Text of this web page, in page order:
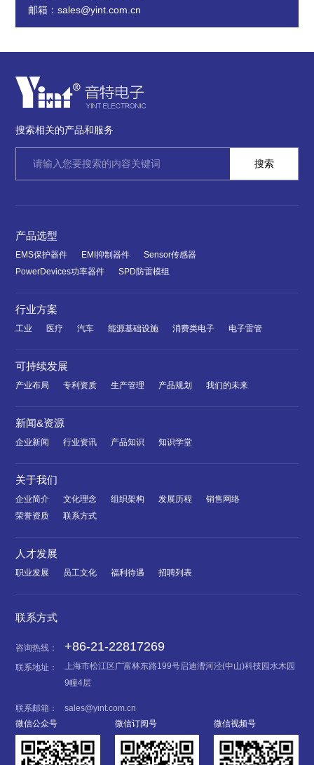
邮箱：sales@yint.com.cn
搜索相关的产品和服务
产品选型
EMS保护器件 EMI抑制器件
Sensor传感器
PowerDevices功率器件
SPD防雷模组
行业方案
工业 医疗 汽车 能源基础设施 消费类电子 电子雷管
可持续发展
产业布局 专利资质 生产管理 产品规划 我们的未来
新闻&资源
企业新闻 行业资讯 产品知识 知识学堂
关于我们
企业简介 文化理念 组织架构 发展历程
销售网络
荣誉资质
联系方式
人才发展
职业发展 员工文化 福利待遇 招聘列表
联系方式
咨询热线： +86-21-22817269
联系地址：
上海市松江区广富林东路199号启迪漕河泾(中山)科技园水木园
9幢4层
联系邮箱：
sales@yint.com.cn
微信公众号
微信订阅号 微信视频号